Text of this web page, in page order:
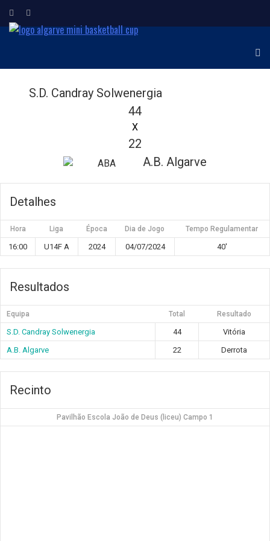
S.D. Candray Solwenergia
44
X
22
A.B. Algarve
Detalhes
Hora Liga Época Dia de Jogo Tempo Regulamentar
16:00 U14F A 2024 04/07/2024 40'
Resultados
Equipa Total Resultado
S.D. Candray Solwenergia 44
Vitória
A.B. Algarve
22 Derrota
Recinto
Pavilhão Escola João de Deus (liceu) Campo 1